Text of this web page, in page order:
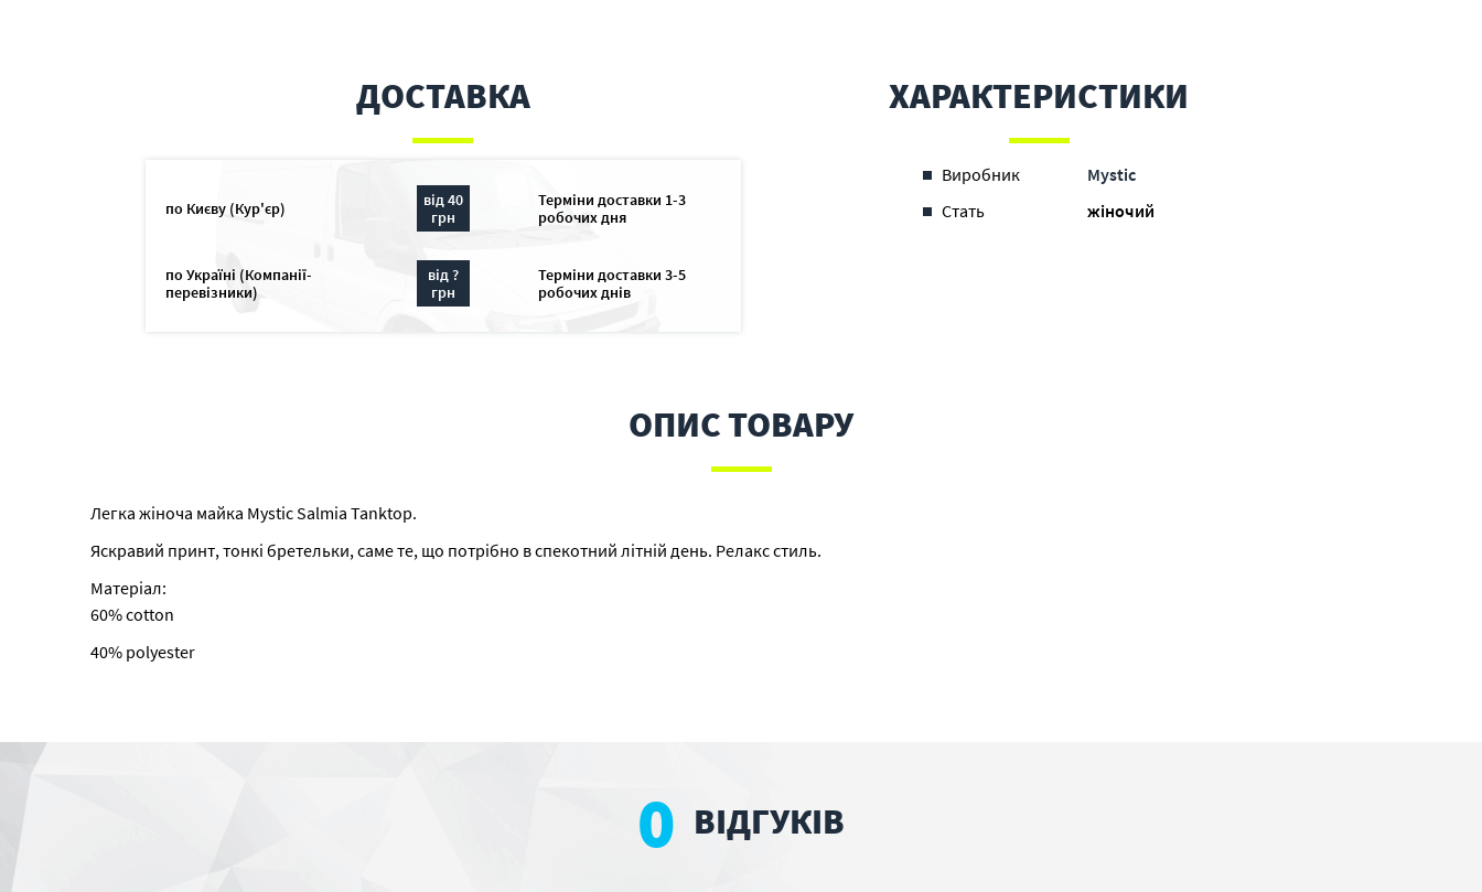
ДОСТАВКА
по Києву (Кур'єр)
від 40
грн
Терміни доставки 1-3
робочих дня
по Україні (Компанії-
перевізники)
від ?
грн
Терміни доставки 3-5
робочих днів
ХАРАКТЕРИСТИКИ
Виробник
Mystic
Стать
жіночий
ОПИС ТОВАРУ
Легка жіноча майка Mystic Salmia Tanktop.
Яскравий принт, тонкі бретельки, саме те, що потрібно в спекотний літній день. Релакс стиль.
Матеріал:
60% cotton
40% polyester
0 ВІДГУКІВ